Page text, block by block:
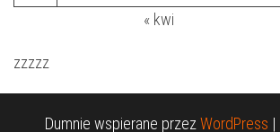
« kwi
zzzzz
Dumnie wspierane przez WordPress |